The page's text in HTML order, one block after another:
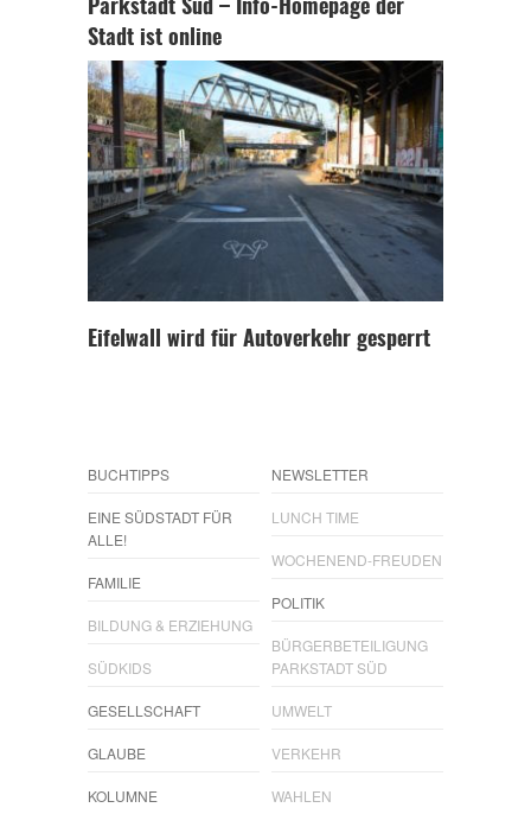
Parkstadt Süd – Info-Homepage der
Stadt ist online
Eifelwall wird für Autoverkehr gesperrt
BUCHTIPPS
EINE SÜDSTADT FÜR
ALLE!
FAMILIE
BILDUNG & ERZIEHUNG
SÜDKIDS
GESELLSCHAFT
GLAUBE
KOLUMNE
NEWSLETTER
LUNCH TIME
WOCHENEND-FREUDEN
POLITIK
BÜRGERBETEILIGUNG
PARKSTADT SÜD
UMWELT
VERKEHR
WAHLEN